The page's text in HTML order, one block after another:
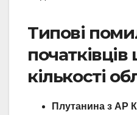
Типові
кількості
Плутанина з АР